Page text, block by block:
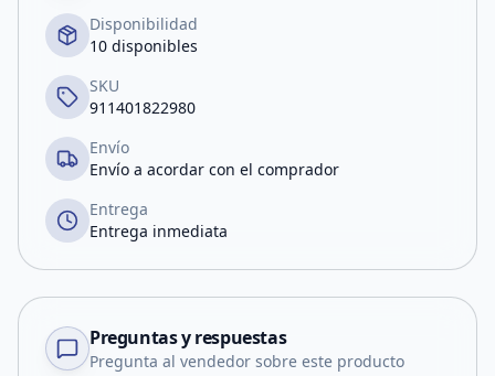
Disponibilidad
10 disponibles
SKU
911401822980
Envío
Envío a acordar con el comprador
Entrega
Entrega inmediata
Preguntas y respuestas
Pregunta al vendedor sobre este producto